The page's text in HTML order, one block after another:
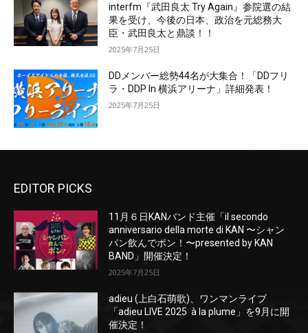
interfm『武田良太 Try Again』参院選の結
果を受け、今後の日本、政治を元総務大
臣・武田良太と鼎談！！
2025年7月25日
DDメンバー総勢44名が大集合！「DDフリ
ラ・DDP In 横浜アリーナ」詳細発表！
2025年7月25日
EDITOR PICKS
11月６日KANバンド主催「il secondo
anniversario della morte di KAN 〜シャン
パン飲んでポン！〜presented by KAN
BAND」開催決定！
2025年7月25日
adieu (上白石萌歌)、ワンマンライブ
「adieu LIVE 2025 à la plume」を9月に開
催決定！